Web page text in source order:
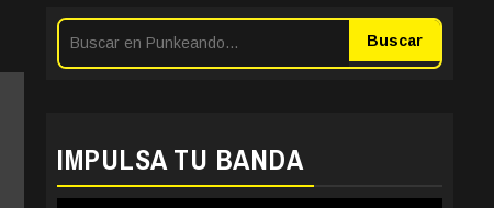
Buscar
IMPULSA TU BANDA